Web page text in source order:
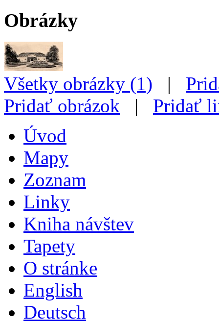
Obrázky
Všetky obrázky (1) |
Pridať obrázok | Pridať
Úvod
Mapy
Zoznam
Linky
Kniha návštev
Tapety
O stránke
English
Deutsch